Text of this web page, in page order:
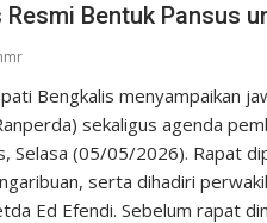
Resmi Bentuk Pansus
Bengkalis menyampaikan
sekaligus agenda
Selasa (05/05/2026). Rapat
serta dihadiri
Ed Efendi. Sebelum rapat